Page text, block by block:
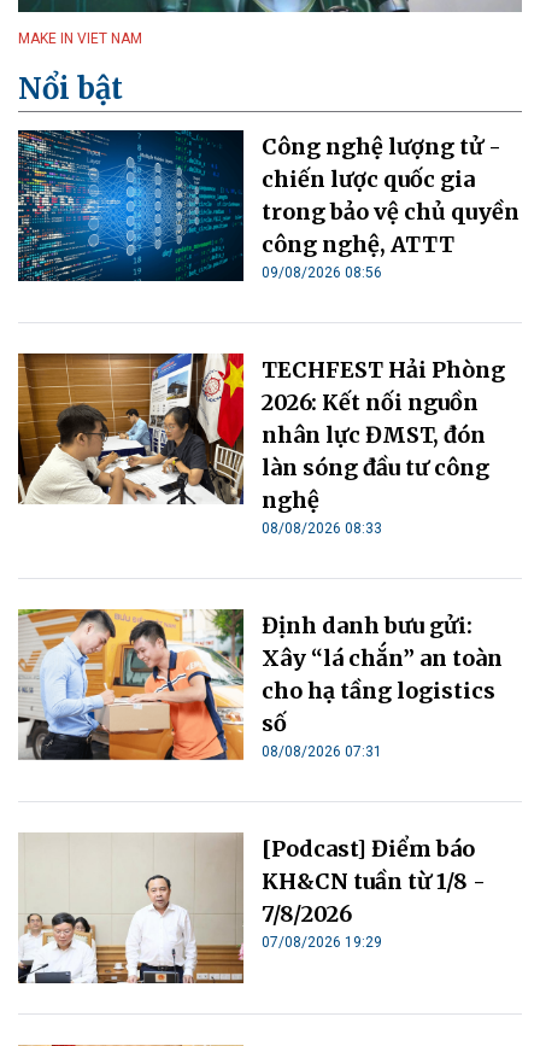
MAKE IN VIET NAM
Nổi bật
Công nghệ lượng tử -
chiến lược quốc gia
trong bảo vệ chủ quyền
công nghệ, ATTT
09/08/2026 08:56
TECHFEST Hải Phòng
2026: Kết nối nguồn
nhân lực ĐMST, đón
làn sóng đầu tư công
nghệ
08/08/2026 08:33
Định danh bưu gửi:
Xây “lá chắn” an toàn
cho hạ tầng logistics
số
08/08/2026 07:31
[Podcast] Điểm báo
KH&CN tuần từ 1/8 -
7/8/2026
07/08/2026 19:29